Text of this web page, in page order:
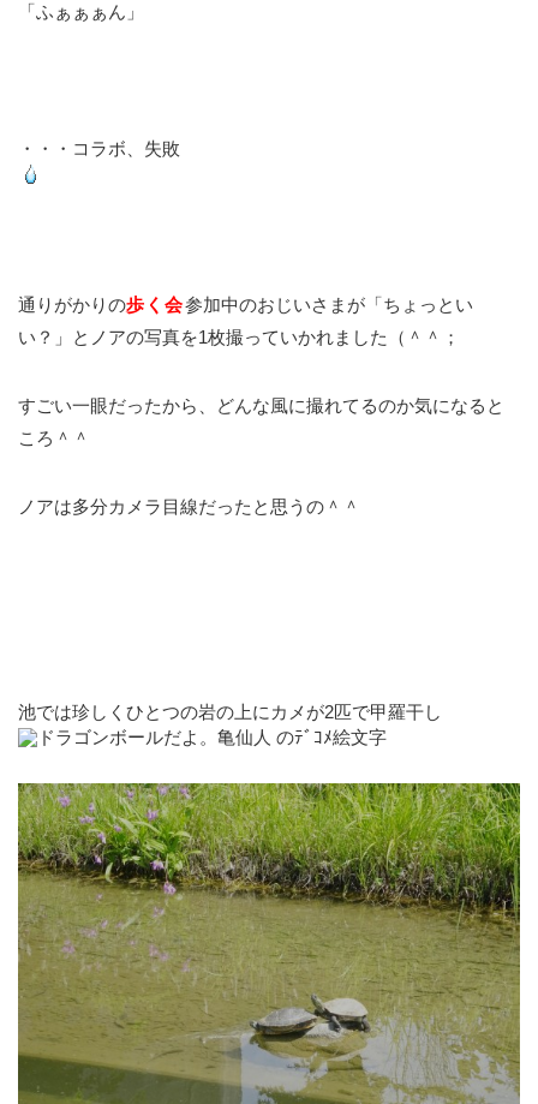
「ふぁぁぁん」
・・・コラボ、失敗
通りがかりの歩く会参加中のおじいさまが「ちょっとい
い？」とノアの写真を1枚撮っていかれました（＾＾；
すごい一眼だったから、どんな風に撮れてるのか気になると
ころ＾＾
ノアは多分カメラ目線だったと思うの＾＾
池では珍しくひとつの岩の上にカメが2匹で甲羅干し